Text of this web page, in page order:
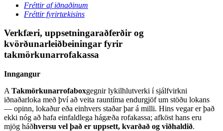
Fréttir af iðnaðinum
Fréttir fyrirtækisins
Verkfæri, uppsetningaraðferðir og
kvörðunarleiðbeiningar fyrir
takmörkunarrofakassa
Inngangur
A Takmörkunarrofaboxgegnir lykilhlutverki í sjálfvirkni
iðnaðarloka með því að veita rauntíma endurgjöf um stöðu lokans
— opinn, lokaður eða einhvers staðar þar á milli. Hins vegar er það
ekki nóg að hafa einfaldlega hágæða rofakassa; afköst hans eru
mjög háðhversu vel það er uppsett, kvarðað og viðhaldið.